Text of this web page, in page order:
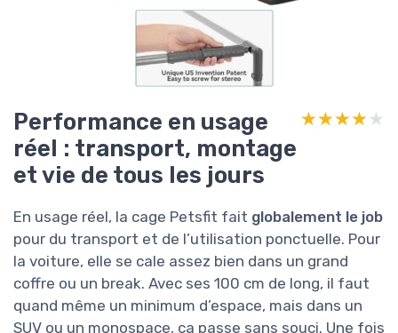
Performance en usage
réel : transport, montage
et vie de tous les jours
★★★★★
★★★★★
En usage réel, la cage Petsfit fait globalement le job
pour du transport et de l’utilisation ponctuelle. Pour
la voiture, elle se cale assez bien dans un grand
coffre ou un break. Avec ses 100 cm de long, il faut
quand même un minimum d’espace, mais dans un
SUV ou un monospace, ça passe sans souci. Une fois